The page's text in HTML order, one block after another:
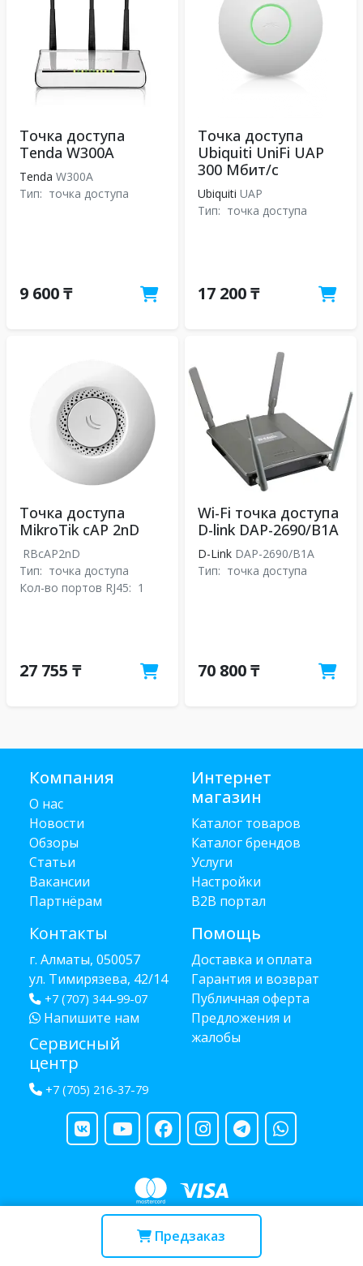
Предзаказ
Точка доступа
Tenda W300A
Tenda W300A
Тип: точка доступа
9 600 ₸
Точка доступа
Ubiquiti UniFi UAP
300 Мбит/с
Ubiquiti UAP
Тип: точка доступа
17 200 ₸
Точка доступа
MikroTik cAP 2nD
RBcAP2nD
Тип: точка доступа
Кол-во портов RJ45: 1
27 755 ₸
Wi-Fi точка доступа
D-link DAP-2690/B1A
D-Link DAP-2690/B1A
Тип: точка доступа
70 800 ₸
Компания
О нас
Новости
Обзоры
Статьи
Вакансии
Партнёрам
Контакты
г. Алматы, 050057
ул. Тимирязева, 42/14
+7 (707) 344-99-07
Напишите нам
Сервисный
центр
+7 (705) 216-37-79
Интернет
магазин
Каталог товаров
Каталог брендов
Услуги
Настройки
B2B портал
Помощь
Доставка и оплата
Гарантия и возврат
Публичная оферта
Предложения и
жалобы
Copyright © 2013 - 2026 RUBA - разработано